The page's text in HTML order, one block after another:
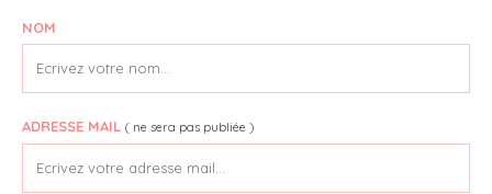
NOM
ADRESSE MAIL ( ne sera pas publiée )